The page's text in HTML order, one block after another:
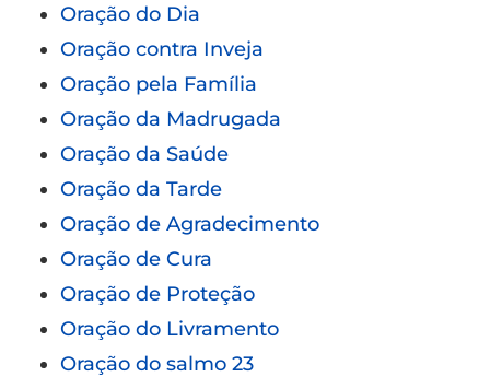
Oração do Dia
Oração contra Inveja
Oração pela Família
Oração da Madrugada
Oração da Saúde
Oração da Tarde
Oração de Agradecimento
Oração de Cura
Oração de Proteção
Oração do Livramento
Oração do salmo 23